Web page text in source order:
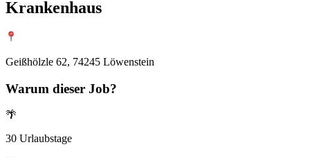
Krankenhaus
Geißhölzle 62, 74245 Löwenstein
Warum dieser Job?
🌴
30 Urlaubstage